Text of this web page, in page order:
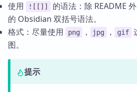
使用
![[]]
的语法：除 README
的 Obsidian 双括号语法。
格式：尽量使用
png ， jpg ， gif
图。
提示